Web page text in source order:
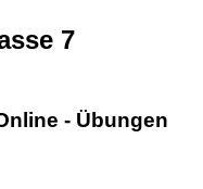
7
- Übungen